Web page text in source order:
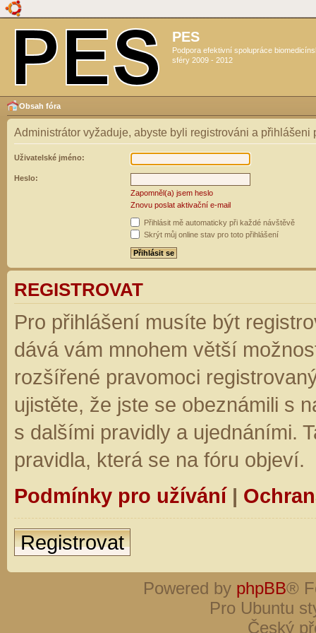
PES
Podpora efektivní spolupráce
sféry 2009 - 2012
Obsah fóra
Administrátor vyžaduje, abyste byli registrováni a přihlášeni
Uživatelské jméno:
Heslo:
Zapomněl(a) jsem heslo
Znovu poslat aktivační e-mail
Přihlásit mě automaticky při každé návštěvě
Skrýt můj online stav pro toto přihlášení
REGISTROVAT
Pro přihlášení musíte být
dává vám mnohem větší
rozšířené pravomoci
ujistěte, že jste se obeznámili s
s dalšími pravidly a ujednáními.
pravidla, která se na fóru objeví.
Podmínky pro užívání|
Registrovat
Powered by phpBB®
Pro Ubuntu
Český